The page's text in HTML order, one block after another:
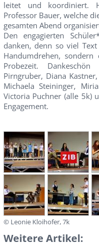
leitet und koordiniert.
Professor Bauer, welche
gesamten Abend
Den engagierten
danken, denn so viel
Handumdrehen,
Probezeit.
Pirngruber, Diana
Michaela Steininger,
Victoria Puchner (alle 5k)
Engagement.
© Leonie Kloihofer, 7k
Weitere Artikel: